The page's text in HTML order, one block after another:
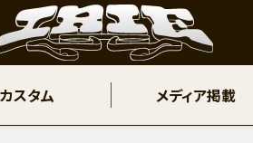
カスタム メディア掲載